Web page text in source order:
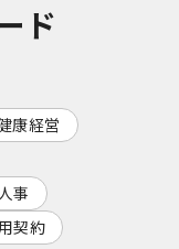
ド
康経営
事
契約